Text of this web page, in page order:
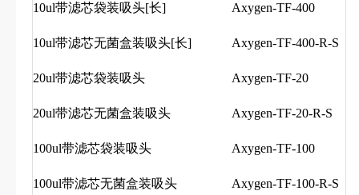
10ul带滤芯袋装吸头[长] Axygen-TF-400
10ul带滤芯无菌盒装吸头[长] Axygen-TF-400-R-S
20ul带滤芯袋装吸头 Axygen-TF-20
20ul带滤芯无菌盒装吸头 Axygen-TF-20-R-S
100ul带滤芯袋装吸头 Axygen-TF-100
100ul带滤芯无菌盒装吸头 Axygen-TF-100-R-S